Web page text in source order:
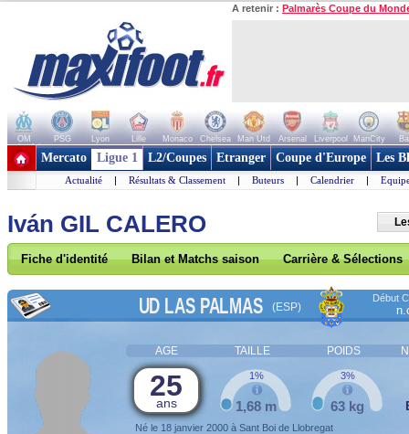
A retenir : Palmarès Coupe du
OM PSG Lyon Lille Monaco Chelsea Man Utd Arsenal Liverpool ManCity
+ de clubs
Mercato Ligue 1 L2/Coupes Etranger Coupe d'Europe Les
Actualité | Résultats & Classement | Buteurs | Calendrier |
Iván GIL CALERO
Fiche d'identité Bilan et Matchs saison Carrière & Sélections
UD LAS PALMAS (ESP)
Début
AGE TAILLE POIDS
25
ans
Né le 18 janvier 2000 à Sant Boi de Llobregat
1,68 m
1%
63 kg
3%